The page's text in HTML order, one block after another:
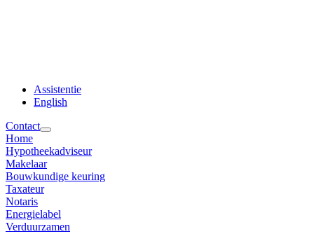
Assistentie
English
Contact
Home
Hypotheekadviseur
Makelaar
Bouwkundige keuring
Taxateur
Notaris
Energielabel
Verduurzamen